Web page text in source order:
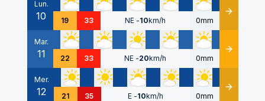
Lun.
10 19 33 NE -10km/h 0mm Détails
Mar.
11 22 33 NE -20km/h 0mm Détails
Mer.
12 21 35 E -10km/h 0mm Détails